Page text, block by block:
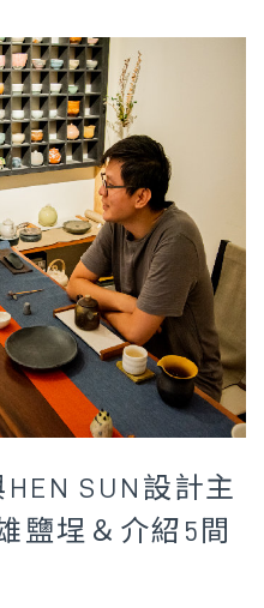
SUN設計主
鹽埕＆介紹5間